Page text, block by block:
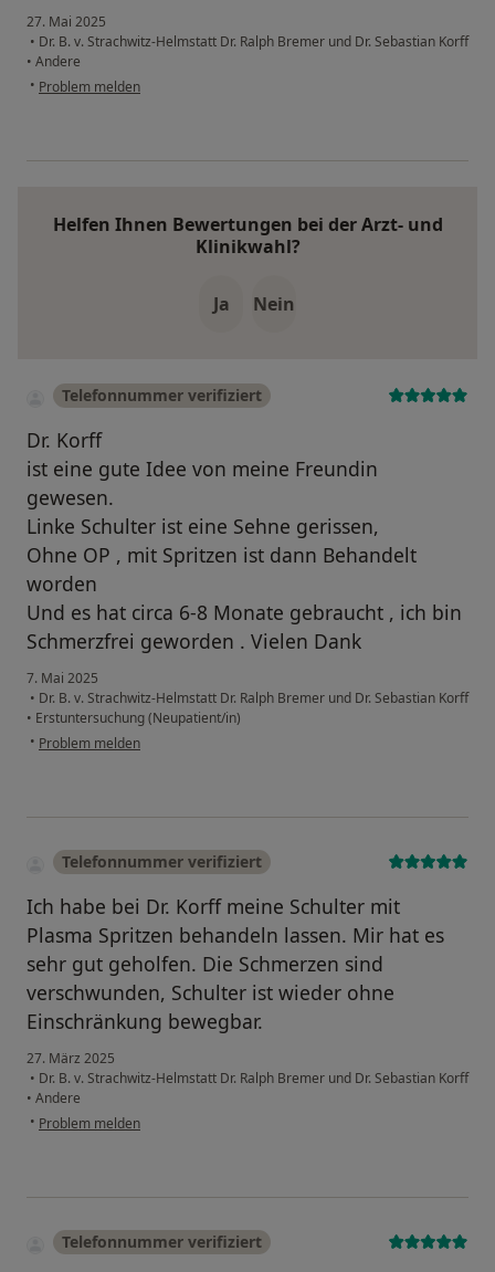
27. Mai 2025
• Dr. B. v. Strachwitz-Helmstatt Dr. Ralph Bremer und Dr. Sebastian Korff
• Andere
• Problem melden
Helfen Ihnen Bewertungen bei der Arzt- und
Klinikwahl?
Ja Nein
Telefonnummer verifiziert
Dr. Korff
ist eine gute Idee von meine Freundin
gewesen.
Linke Schulter ist eine Sehne gerissen,
Ohne OP , mit Spritzen ist dann Behandelt
worden
Und es hat circa 6-8 Monate gebraucht , ich bin
Schmerzfrei geworden . Vielen Dank
7. Mai 2025
• Dr. B. v. Strachwitz-Helmstatt Dr. Ralph Bremer und Dr. Sebastian Korff
• Erstuntersuchung (Neupatient/in)
• Problem melden
Telefonnummer verifiziert
Ich habe bei Dr. Korff meine Schulter mit
Plasma Spritzen behandeln lassen. Mir hat es
sehr gut geholfen. Die Schmerzen sind
verschwunden, Schulter ist wieder ohne
Einschränkung bewegbar.
27. März 2025
• Dr. B. v. Strachwitz-Helmstatt Dr. Ralph Bremer und Dr. Sebastian Korff
• Andere
• Problem melden
Telefonnummer verifiziert